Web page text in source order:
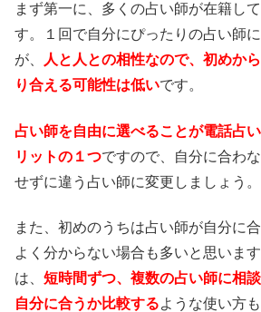
まず第一に、多くの占い師が在籍し
す。１回で自分にぴったりの占い師
が、
人と人との相性なので、初めか
り合える可能性は低いです。
占い師を自由に選べることが電話占
リットの１つですので、自分に合わ
せずに違う占い師に変更しましょう。
また、初めのうちは占い師が自分に
よく分からない場合も多いと思いま
は、 短時間ずつ、複数の占い師に相
自分に合うか比較するような使い方